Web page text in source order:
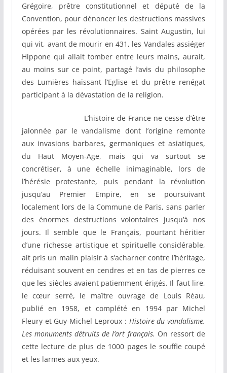
Grégoire, prêtre constitutionnel et député de la
Convention, pour dénoncer les destructions massives
opérées par les révolutionnaires. Saint Augustin, lui
qui vit, avant de mourir en 431, les Vandales assiéger
Hippone qui allait tomber entre leurs mains, aurait,
au moins sur ce point, partagé l’avis du philosophe
des Lumières haïssant l’Eglise et du prêtre renégat
participant à la dévastation de la religion.
L’histoire de France ne cesse d’être
jalonnée par le vandalisme dont l’origine remonte
aux invasions barbares, germaniques et asiatiques,
du Haut Moyen-Age, mais qui va surtout se
concrétiser, à une échelle inimaginable, lors de
l’hérésie protestante, puis pendant la révolution
jusqu’au Premier Empire, en se poursuivant
localement lors de la Commune de Paris, sans parler
des énormes destructions volontaires jusqu’à nos
jours. Il semble que le Français, pourtant héritier
d’une richesse artistique et spirituelle considérable,
ait pris un malin plaisir à s’acharner contre l’héritage,
réduisant souvent en cendres et en tas de pierres ce
que les siècles avaient patiemment érigés. Il faut lire,
le cœur serré, le maître ouvrage de Louis Réau,
publié en 1958, et complété en 1994 par Michel
Fleury et Guy-Michel Leproux : Histoire du vandalisme.
Les monuments détruits de l’art français. On ressort de
cette lecture de plus de 1000 pages le souffle coupé
et les larmes aux yeux.